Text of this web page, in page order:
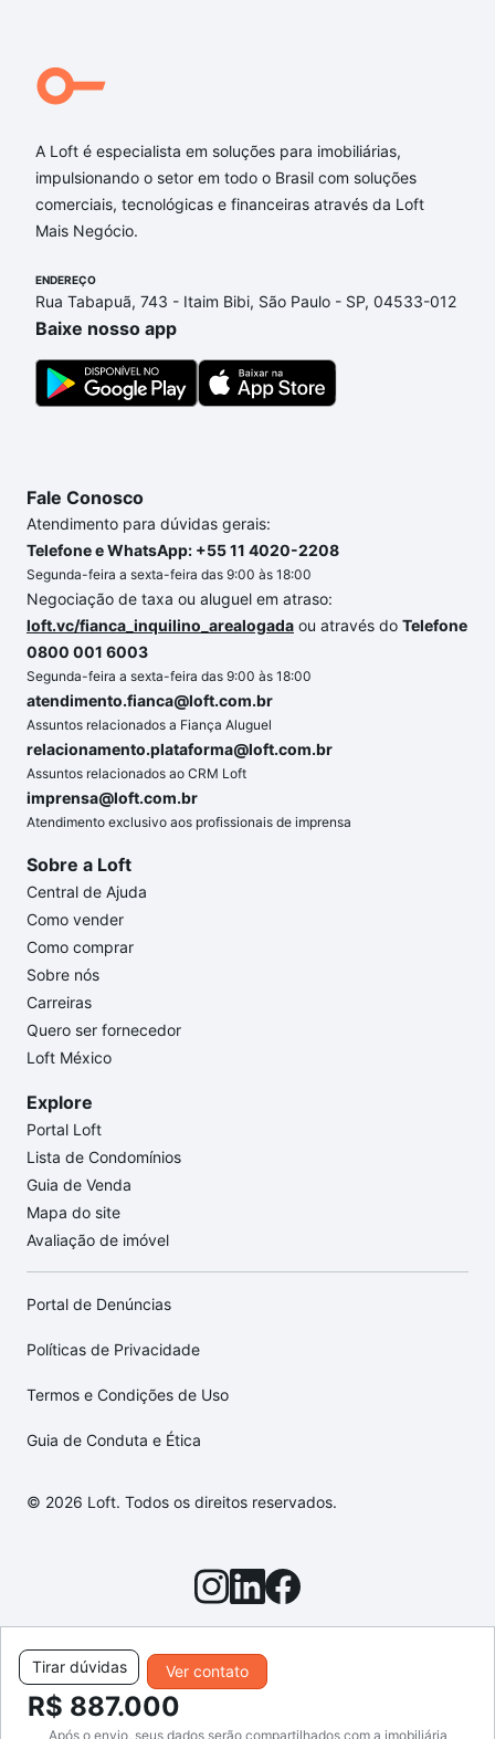
Ver contato
Tirar dúvidas
R$ 887.000
Após o envio, seus dados serão compartilhados com a imobiliária
A Loft é especialista em soluções para imobiliárias,
impulsionando o setor em todo o Brasil com soluções
comerciais, tecnológicas e financeiras através da Loft
Mais Negócio.
ENDEREÇO
Rua Tabapuã, 743 - Itaim Bibi, São Paulo - SP, 04533-012
Baixe nosso app
Fale Conosco
Atendimento para dúvidas gerais:
Telefone e WhatsApp: +55 11 4020-2208
Segunda-feira a sexta-feira das 9:00 às 18:00
Negociação de taxa ou aluguel em atraso:
loft.vc/fianca_inquilino_arealogada ou através do Telefone
0800 001 6003
Segunda-feira a sexta-feira das 9:00 às 18:00
atendimento.fianca@loft.com.br
Assuntos relacionados a Fiança Aluguel
relacionamento.plataforma@loft.com.br
Assuntos relacionados ao CRM Loft
imprensa@loft.com.br
Atendimento exclusivo aos profissionais de imprensa
Sobre a Loft
Central de Ajuda
Como vender
Como comprar
Sobre nós
Carreiras
Quero ser fornecedor
Loft México
Explore
Portal Loft
Lista de Condomínios
Guia de Venda
Mapa do site
Avaliação de imóvel
Portal de Denúncias
Políticas de Privacidade
Termos e Condições de Uso
Guia de Conduta e Ética
© 2026 Loft. Todos os direitos reservados.